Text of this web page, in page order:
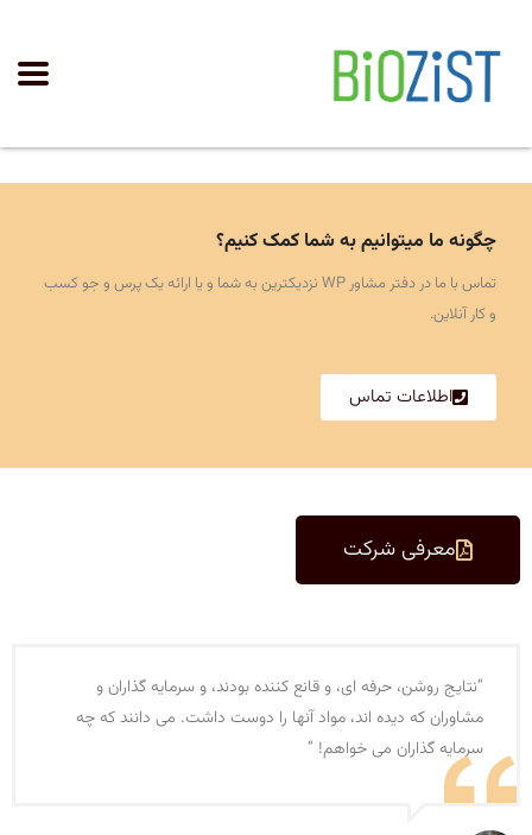
چگونه ما میتوانیم به شما کمک کنیم؟
تماس با ما در دفتر مشاور WP نزدیکترین به شما و یا ارائه یک پرس و جو کسب
و کار آنلاین.
اطلاعات تماس
معرفی شرکت
“نتایج روشن، حرفه ای، و قانع کننده بودند، و سرمایه گذاران و
مشاوران که دیده اند، مواد آنها را دوست داشت. می دانند که چه
سرمایه گذاران می خواهم! “